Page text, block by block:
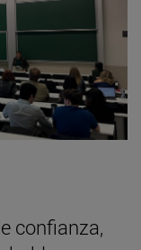
confianza,